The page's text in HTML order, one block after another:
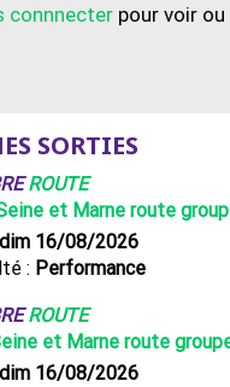
connnecter pour voir ou
SORTIES
ROUTE
et Marne route
dim 16/08/2026
: Performance
ROUTE
et Marne route
dim 16/08/2026